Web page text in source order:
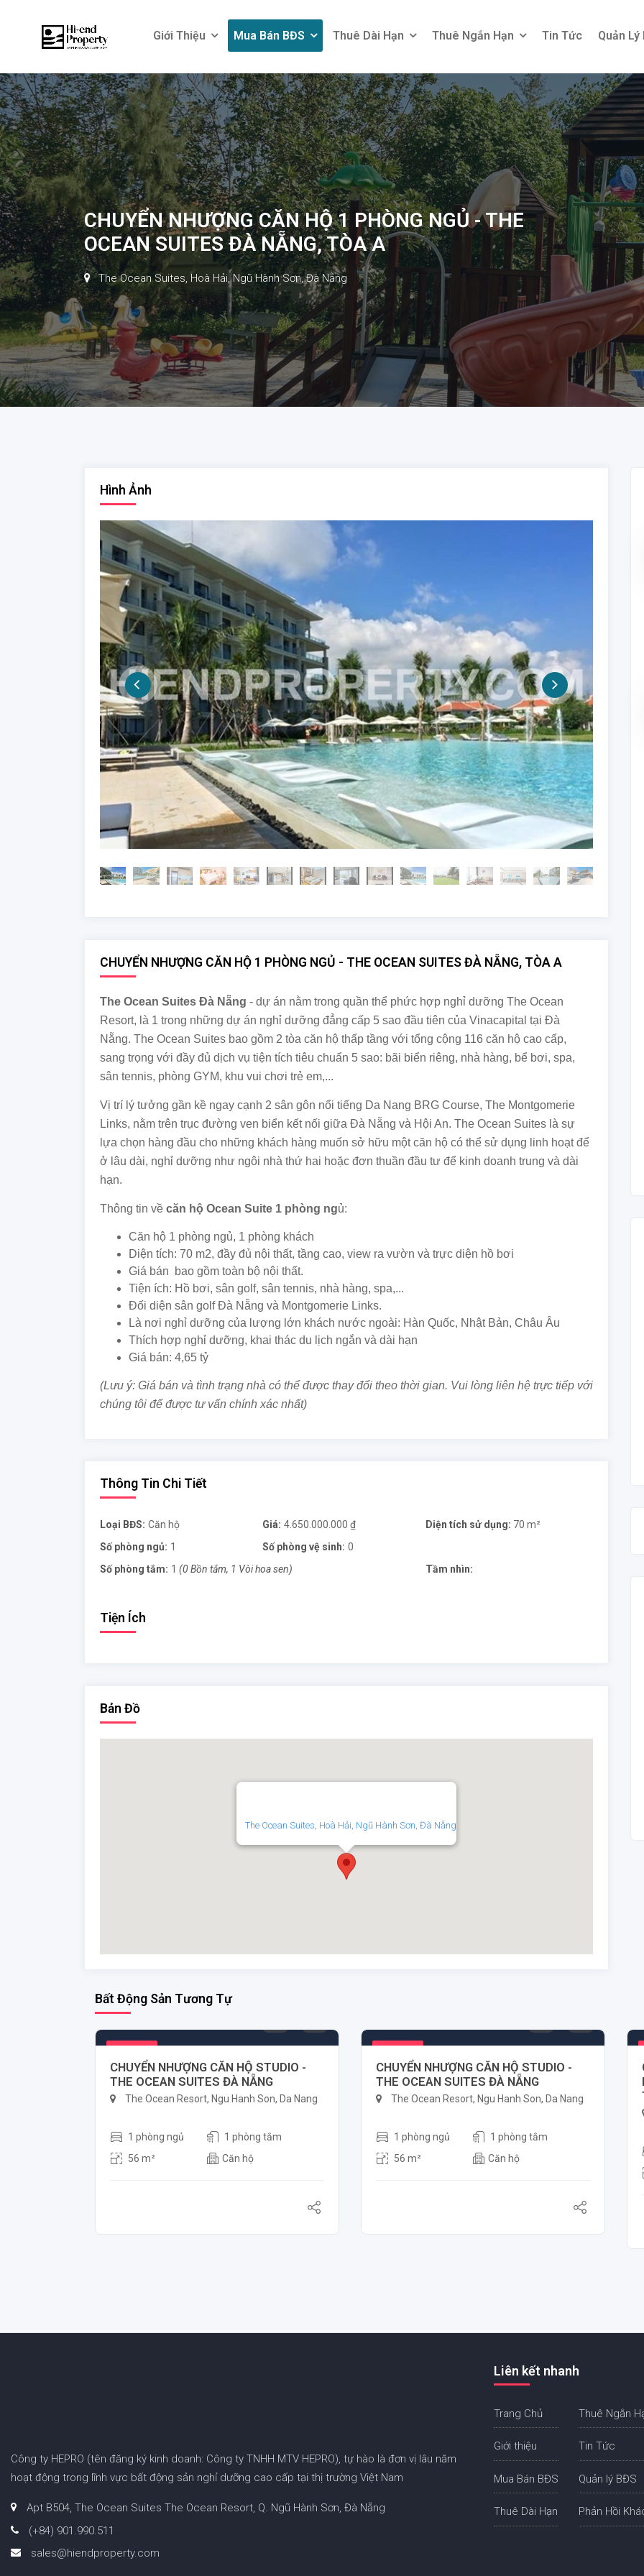
Giới Thiệu Mua Bán BĐS Thuê Dài Hạn Thuê Ngắn Hạn Tin Tức Quản Lý
Giới Thiệu Mua Bán BĐS Thuê Dài Hạn Thuê Ngắn Hạn Tin Tức Quản Lý
CHUYỂN NHƯỢNG CĂN HỘ 1 PHÒNG NGỦ - THE
OCEAN SUITES ĐÀ NẴNG, TÒA A
The Ocean Suites, Hoà Hải, Ngũ Hành Sơn, Đà Nẵng
Hình Ảnh
CHUYỂN NHƯỢNG CĂN HỘ 1 PHÒNG NGỦ - THE OCEAN SUITES ĐÀ NẴNG, TÒA A
The Ocean Suites Đà Nẵng - dự án nằm trong quần thể phức hợp nghỉ dưỡng The Ocean
Resort, là 1 trong những dự án nghỉ dưỡng đẳng cấp 5 sao đầu tiên của Vinacapital tại Đà
Nẵng. The Ocean Suites bao gồm 2 tòa căn hộ thấp tầng với tổng cộng 116 căn hộ cao cấp,
sang trọng với đầy đủ dịch vụ tiện tích tiêu chuẩn 5 sao: bãi biển riêng, nhà hàng, bể bơi, spa,
sân tennis, phòng GYM, khu vui chơi trẻ em,...
Vị trí lý tưởng gần kề ngay cạnh 2 sân gôn nổi tiếng Da Nang BRG Course, The Montgomerie
Links, nằm trên trục đường ven biển kết nối giữa Đà Nẵng và Hội An. The Ocean Suites là sự
lựa chọn hàng đầu cho những khách hàng muốn sở hữu một căn hộ có thể sử dụng linh hoạt để
ở lâu dài, nghỉ dưỡng như ngôi nhà thứ hai hoặc đơn thuần đầu tư để kinh doanh trung và dài
hạn.
Thông tin về căn hộ Ocean Suite 1 phòng ngủ:
Căn hộ 1 phòng ngủ, 1 phòng khách
Diện tích: 70 m2, đầy đủ nội thất, tầng cao, view ra vườn và trực diện hồ bơi
Giá bán bao gồm toàn bộ nội thất.
Tiện ích: Hồ bơi, sân golf, sân tennis, nhà hàng, spa,...
Đối diện sân golf Đà Nẵng và Montgomerie Links.
Là nơi nghỉ dưỡng của lượng lớn khách nước ngoài: Hàn Quốc, Nhật Bản, Châu Âu
Thích hợp nghỉ dưỡng, khai thác du lịch ngắn và dài hạn
Giá bán: 4,65 tỷ
(Lưu ý: Giá bán và tình trạng nhà có thể được thay đổi theo thời gian. Vui lòng liên hệ trực tiếp với
chúng tôi để được tư vấn chính xác nhất)
Thông Tin Chi Tiết
Loại BĐS: Căn hộ Giá: 4.650.000.000 ₫ Diện tích sử dụng: 70 m²
Số phòng ngủ: 1 Số phòng vệ sinh: 0
Số phòng tắm: 1 (0 Bồn tắm, 1 Vòi hoa sen) Tầm nhìn:
Tiện Ích
Bản Đồ
The Ocean Suites, Hoà Hải, Ngũ Hành Sơn, Đà Nẵng
Bất Động Sản Tương Tự
3.600.000.000 ₫
CHUYỂN NHƯỢNG CĂN HỘ STUDIO -
THE OCEAN SUITES ĐÀ NẴNG
The Ocean Resort, Ngu Hanh Son, Da Nang
1 phòng ngủ
1 phòng tắm
56 m²
Căn hộ
CHUYỂN NHƯỢNG CĂN HỘ STUDIO -
THE OCEAN SUITES ĐÀ NẴNG
The Ocean Resort, Ngu Hanh Son, Da Nang
1 phòng ngủ
1 phòng tắm
56 m²
Căn hộ
Công ty HEPRO (tên đăng ký kinh doanh: Công ty TNHH MTV HEPRO), tự hào là đơn vị lâu năm
hoạt động trong lĩnh vực bất động sản nghỉ dưỡng cao cấp tại thị trường Việt Nam
Apt B504, The Ocean Suites The Ocean Resort, Q. Ngũ Hành Sơn, Đà Nẵng
(+84) 901.990.511
sales@hiendproperty.com
Liên kết nhanh
Trang Chủ
Giới thiệu
Mua Bán BĐS
Thuê Dài Hạn
Thuê Ngắn
Tin Tức
Quản lý BĐS
Phản Hồi